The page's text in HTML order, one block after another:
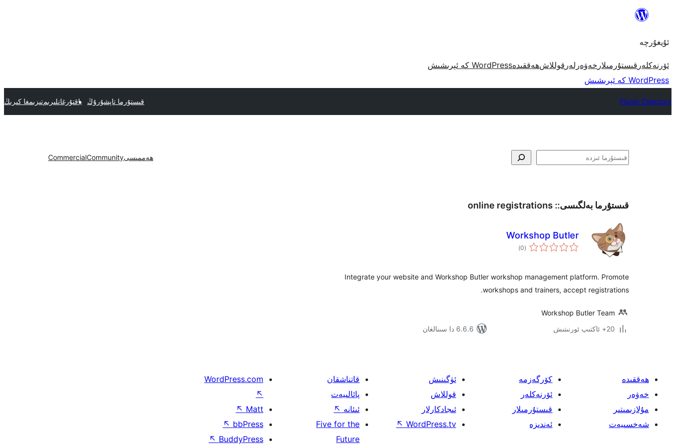
مەزمۇنغا
ئۇيغۇرچە
ئۆرنەكلەر قىستۇرمىلار خەۋەرلەر قوللاشھەققىدەWordPress كە ئېرىشىش
WordPress كە ئېرىشىش
Plugin Directory قىستۇرما تاپشۇرۇڭ ياقتۇرغانلىرىمتىزىمغا كىرىڭ
ئىزدە ھەممىسىCommunity
Commercial
قىستۇرما بەلگىسى:: online registrations
Workshop Butler
(0 ئومۇمىي
دەرىجە
)
Integrate your website and Workshop Butler workshop management platform. Promote
workshops and trainers, accept registrations.
Workshop Butler Team
20+ ئاكتىپ ئورنىتىش
6.6.6 دا سىنالغان
ھەققىدە
خەۋەر
مۇلازىمىتىر
شەخسىيەت
كۆرگەزمە
ئۆرنەكلەر
قىستۇرمىلار
ئەندىزە
ئۈگىنىش
قوللاش
ئىجادكارلار
WordPress.tv
↖
قاتناشقان
پائالىيەت
ئىئانە ↖
Five for the
Future
WordPress.com
↖
Matt
↖
bbPress
↖
BuddyPress
↖